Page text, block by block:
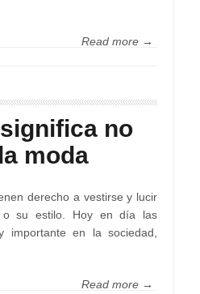
Read more →
no
moda
derecho a vestirse y lucir
o su estilo. Hoy en día las
importante en la sociedad,
Read more →